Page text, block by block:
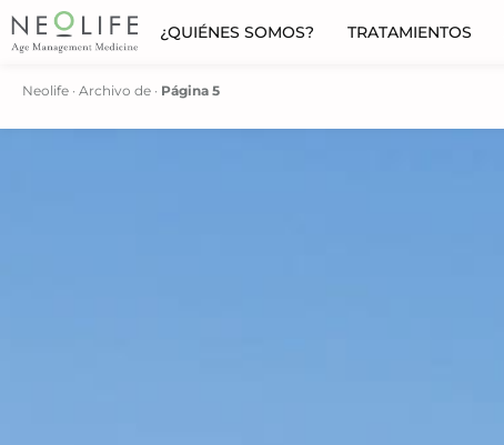
¿QUIÉNES SOMOS? TRATAMIENTOS
Neolife · Archivo de · Página 5